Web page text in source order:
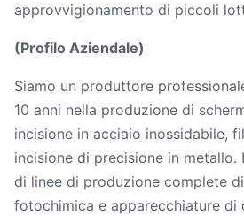
approvvigionamento di piccoli
(Profilo Aziendale)
Siamo un produttore
10 anni nella produzione di
incisione in acciaio inossidabile,
incisione di precisione in
di linee di produzione complete
fotochimica e apparecchiature di